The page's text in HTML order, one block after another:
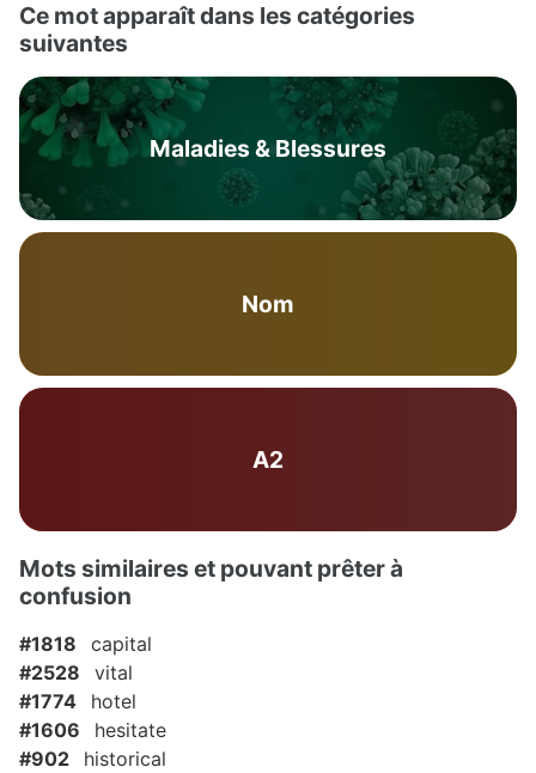
Ce mot apparaît dans les catégories
suivantes
Maladies & Blessures
Nom
A2
Mots similaires et pouvant prêter à
confusion
#1818
capital
#2528
vital
#1774
hotel
#1606
hesitate
#902
historical